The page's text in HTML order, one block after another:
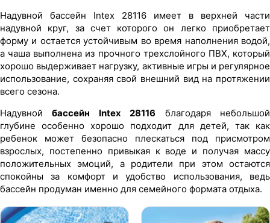
Надувной бассейн Intex 28116 имеет в верхней части
надувной круг, за счет которого он легко приобретает
форму и остается устойчивым во время наполнения водой,
а чаша выполнена из прочного трехслойного ПВХ, который
хорошо выдерживает нагрузку, активные игры и регулярное
использование, сохраняя свой внешний вид на протяжении
всего сезона.
Надувнойбассейн Intex 28116 благодаря небольшой
глубине особенно хорошо подходит для детей, так как
ребенок может безопасно плескаться под присмотром
взрослых, постепенно привыкая к воде и получая массу
положительных эмоций, а родители при этом остаются
спокойны за комфорт и удобство использования, ведь
бассейн продуман именно для семейного формата отдыха.